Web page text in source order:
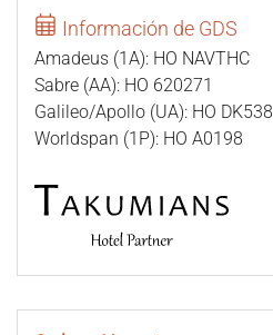
Información de GDS
Amadeus (1A): HO NAVTHC
Sabre (AA): HO 620271
Galileo/Apollo (UA): HO DK538
Worldspan (1P): HO A0198